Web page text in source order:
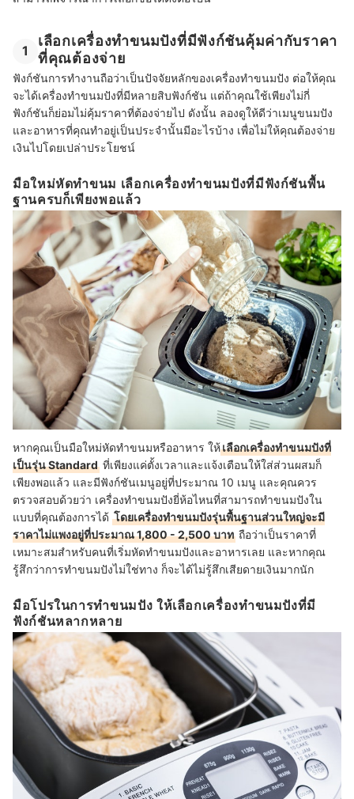
1
เลือกเครื่องทำขนมปังที่มีฟังก์ชันคุ้มค่ากับราคา
ที่คุณต้องจ่าย
ฟังก์ชันการทำงานถือว่าเป็นปัจจัยหลักของเครื่องทำขนมปัง ต่อให้คุณ
จะได้เครื่องทำขนมปังที่มีหลายสิบฟังก์ชัน แต่ถ้าคุณใช้เพียงไม่กี่
ฟังก์ชันก็ย่อมไม่คุ้มราคาที่ต้องจ่ายไป ดังนั้น ลองดูให้ดีว่าเมนูขนมปัง
และอาหารที่คุณทำอยู่เป็นประจำนั้นมีอะไรบ้าง เพื่อไม่ให้คุณต้องจ่าย
เงินไปโดยเปล่าประโยชน์
มือใหม่หัดทำขนม เลือกเครื่องทำขนมปังที่มีฟังก์ชันพื้น
ฐานครบก็เพียงพอแล้ว
หากคุณเป็นมือใหม่หัดทำขนมหรืออาหาร ให้เลือกเครื่องทำขนมปังที่
เป็นรุ่น Standard ที่เพียงแค่ตั้งเวลาและแจ้งเตือนให้ใส่ส่วนผสมก็
เพียงพอแล้ว และมีฟังก์ชันเมนูอยู่ที่ประมาณ 10 เมนู และคุณควร
ตรวจสอบด้วยว่า เครื่องทำขนมปังยี่ห้อไหนที่สามารถทำขนมปังใน
แบบที่คุณต้องการได้ โดยเครื่องทำขนมปังรุ่นพื้นฐานส่วนใหญ่จะมี
ราคาไม่แพงอยู่ที่ประมาณ 1,800 - 2,500 บาท ถือว่าเป็นราคาที่
เหมาะสมสำหรับคนที่เริ่มหัดทำขนมปังและอาหารเลย และหากคุณ
รู้สึกว่าการทำขนมปังไม่ใช่ทาง ก็จะได้ไม่รู้สึกเสียดายเงินมากนัก
มือโปรในการทำขนมปัง ให้เลือกเครื่องทำขนมปังที่มี
ฟังก์ชันหลากหลาย